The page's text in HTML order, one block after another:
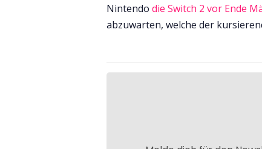
Nintendo die Switch 2 vor Ende
abzuwarten, welche der